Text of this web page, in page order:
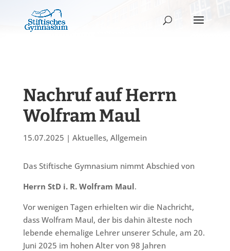
Nachruf auf Herrn
Wolfram Maul
15.07.2025 | Aktuelles, Allgemein
Das Stiftische Gymnasium nimmt Abschied von
Herrn StD i. R. Wolfram Maul.
Vor wenigen Tagen erhielten wir die Nachricht,
dass Wolfram Maul, der bis dahin älteste noch
lebende ehemalige Lehrer unserer Schule, am 20.
Juni 2025 im hohen Alter von 98 Jahren